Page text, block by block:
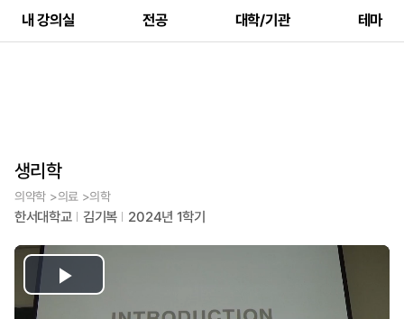
내 강의실 전공 대학/기관 테마
생리학
의약학 >의료 >의학
한서대학교 김기복 2024년 1학기
Play